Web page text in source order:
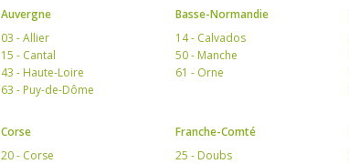
Auvergne
03 - Allier
15 - Cantal
43 - Haute-Loire
63 - Puy-de-Dôme
Basse-Normandie
14 - Calvados
50 - Manche
61 - Orne
Corse
20 - Corse
Franche-Comté
25 - Doubs